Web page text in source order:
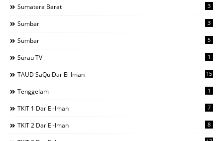
Sumatera Barat 3
Sumbar 3
Sumbar 5
Surau TV 1
TAUD SaQu Dar El-Iman 15
Tenggelam 1
TKIT 1 Dar El-Iman 7
TKIT 2 Dar El-Iman 8